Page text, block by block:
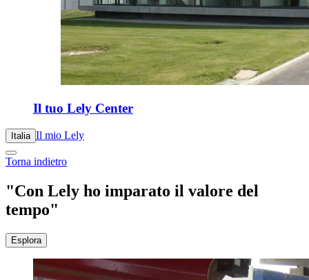
Il tuo Lely Center
Italia Il mio Lely
Torna indietro
"Con Lely ho imparato il valore del
tempo"
Esplora